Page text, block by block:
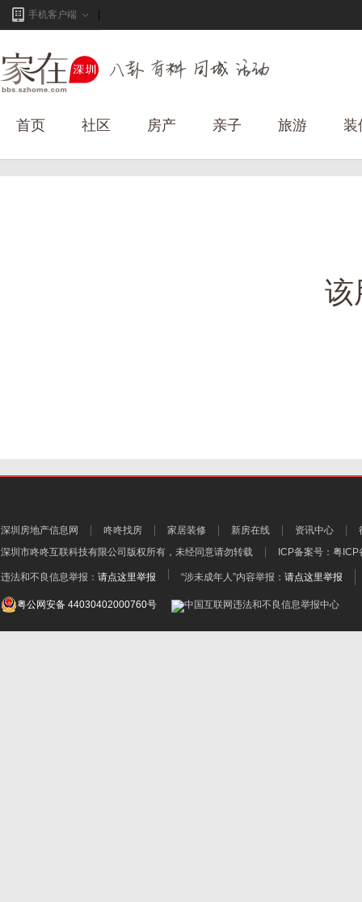
手机客户端
首页 社区 房产 亲子 旅游 装
该
深圳房地产信息网 咚咚找房 家居装修 新房在线 资讯中心
深圳市咚咚互联科技有限公司 版权所有，未经同意请勿转载 ICP备案号： 粤ICP
违法和不良信息举报： 请点这里举报 “涉未成年人”内容举报： 请点这里举报
粤公网安备 44030402000760号